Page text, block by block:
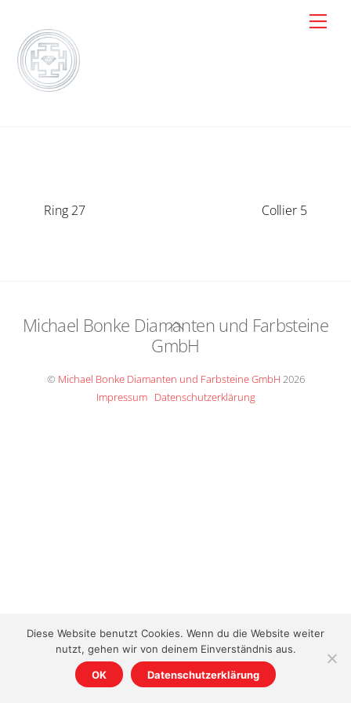
content
Ring 27 Collier 5
Back
To
Michael Bonke Diamanten und Farbsteine
GmbH
© Michael Bonke Diamanten und Farbsteine GmbH 2026
Impressum Datenschutzerklärung
Diese Website benutzt Cookies. Wenn du die Website weiter
nutzt, gehen wir von deinem Einverständnis aus.
OK Datenschutzerklärung